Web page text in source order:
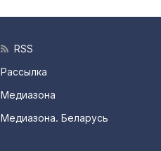
RSS
Рассылка
Медиазона
Медиазона. Беларусь